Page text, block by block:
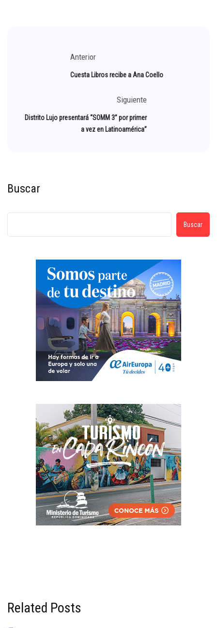
Anterior
Cuesta Libros recibe a Ana Coello
Siguiente
Distrito Lujo presentará “SOMM 3” por primer
a vez en Latinoamérica”
Buscar
Buscar
Related Posts